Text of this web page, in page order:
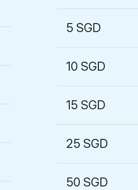
5 SGD
10 SGD
15 SGD
25 SGD
50 SGD